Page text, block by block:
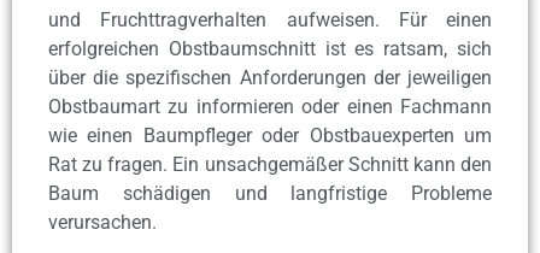
und Fruchttragverhalten aufweisen. Für einen
erfolgreichen Obstbaumschnitt ist es ratsam, sich
über die spezifischen Anforderungen der jeweiligen
Obstbaumart zu informieren oder einen Fachmann
wie einen Baumpfleger oder Obstbauexperten um
Rat zu fragen. Ein unsachgemäßer Schnitt kann den
Baum schädigen und langfristige Probleme
verursachen.